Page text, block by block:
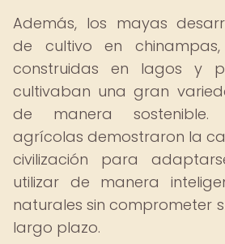
Además, los mayas
de cultivo en chinampas,
construidas en lagos y
cultivaban una gran
de manera sostenible.
agrícolas demostraron la
civilización para
utilizar de manera
naturales sin comprometer
largo plazo.